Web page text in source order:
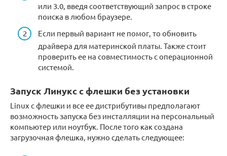
или 3.0, введя соответствующий запрос в строке
поиска в любом браузере.
Если первый вариант не помог, то обновить
драйвера для материнской платы. Также стоит
проверить ее на совместимость с операционной
системой.
Запуск Линукс с флешки без установки
Linux с флешки и все ее дистрибутивы предполагают
возможность запуска без инсталляции на персональный
компьютер или ноутбук. После того как создана
загрузочная флешка, нужно сделать следующее: